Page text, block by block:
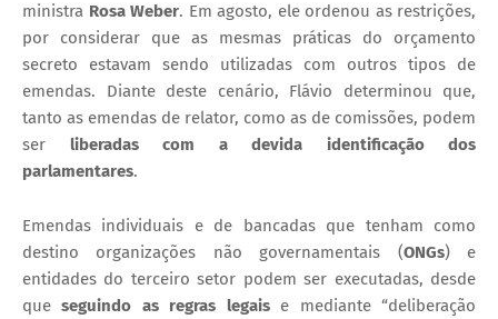
ministra Rosa Weber. Em agosto, ele ordenou as restrições,
por considerar que as mesmas práticas do orçamento
secreto estavam sendo utilizadas com outros tipos de
emendas. Diante deste cenário, Flávio determinou que,
tanto as emendas de relator, como as de comissões, podem
ser liberadas com a devida identificação dos
parlamentares.
Emendas individuais e de bancadas que tenham como
destino organizações não governamentais (ONGs) e
entidades do terceiro setor podem ser executadas, desde
queseguindo as regras legaise mediante “deliberação